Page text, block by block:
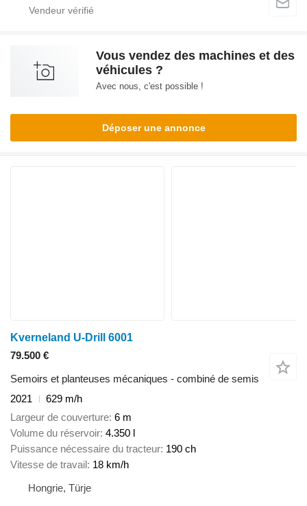
Vous vendez des machines et des
véhicules ?
Avec nous, c'est possible !
Déposer une annonce
Kverneland U-Drill 6001
79.500 €
Semoirs et planteuses mécaniques - combiné de semis
2021
629 m/h
Largeur de couverture 6 m
Volume du réservoir 4.350 l
Puissance nécessaire du tracteur 190 ch
Vitesse de travail 18 km/h
Hongrie, Türje